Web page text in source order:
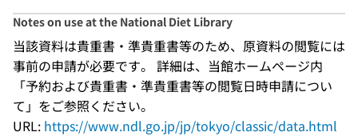
Notes on use at the National Diet Library
当該資料は貴重書・準貴重書等のため、原資料の閲覧には
事前の申請が必要です。 詳細は、当館ホームページ内
「予約および貴重書・準貴重書等の閲覧日時申請につい
て」をご参照ください。
URL: https://www.ndl.go.jp/jp/tokyo/classic/data.html